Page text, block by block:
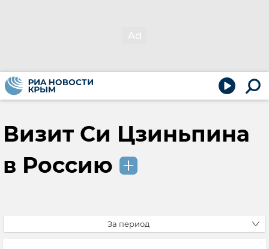
Визит Си Цзиньпина
в Россию
За период